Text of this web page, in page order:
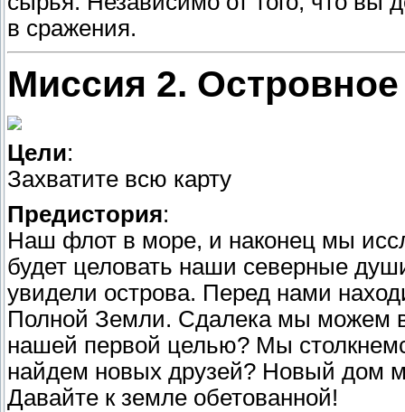
в сражения.
Миссия 2. Островное
Цели:
Захватите всю карту
Предистория:
Наш флот в море, и наконец мы
будет целовать наши северные
увидели острова. Перед нами
Полной Земли. Сдалека мы можем
нашей первой целью? Мы
найдем новых друзей? Новый дом
Давайте к земле обетованной!